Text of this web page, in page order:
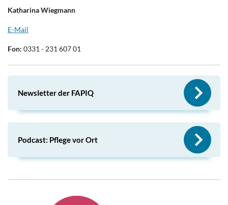
Katharina Wiegmann
E-Mail
Fon: 0331 - 231 607 01
Newsletter der FAPIQ
Podcast: Pflege vor Ort